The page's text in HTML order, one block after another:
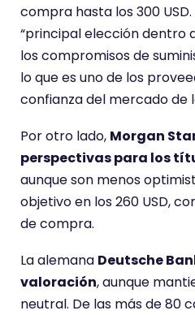
compra hasta los 300
“principal elección dentro
los compromisos de
lo que es uno de los
confianza del mercado de
Por otro lado, Morgan
perspectivas para los
aunque son menos
objetivo en los 260 USD,
de compra.
La alemana Deutsche
valoración, aunque
neutral. De las más de 80